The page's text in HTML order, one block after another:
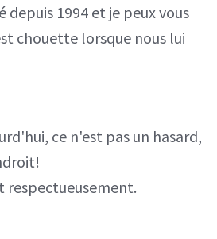
depuis 1994 et je peux vous
chouette lorsque nous lui
ce n'est pas un hasard,
respectueusement.